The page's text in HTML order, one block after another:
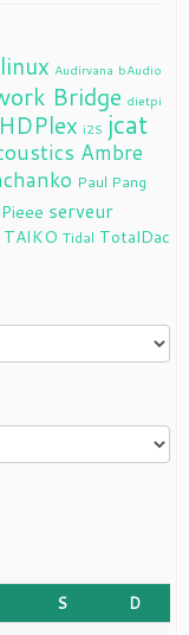
Audirvana bAudio
Bridge dietpi
HDPlex i2S jcat
Ambre
Paul Pang
serveur
TAIKO Tidal TotalDac
S
D